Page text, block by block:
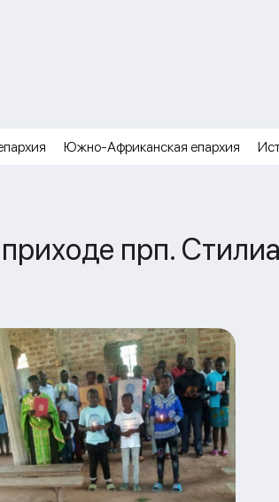
Южно-Африканская епархия
прп.